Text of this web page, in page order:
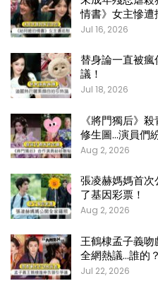
情書》女主慘遭
Jul 16, 2026
替身論一直被
議！
Jul 18, 2026
《將門獨后》
修生圖…演員們
Aug 2, 2026
張凌赫媽媽首
了基因彩票！
Aug 2, 2026
王鶴棣孟子義吻
全網熱議…誰的？
Jul 22, 2026